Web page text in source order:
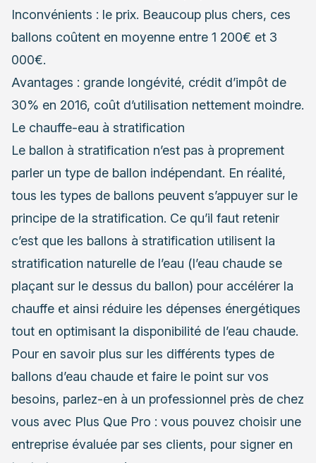
Inconvénients : le prix. Beaucoup plus chers, ces
ballons coûtent en moyenne entre 1 200€ et 3
000€.
Avantages : grande longévité, crédit d’impôt de
30% en 2016, coût d’utilisation nettement moindre.
Le chauffe-eau à stratification
Le ballon à stratification n’est pas à proprement
parler un type de ballon indépendant. En réalité,
tous les types de ballons peuvent s’appuyer sur le
principe de la stratification. Ce qu’il faut retenir
c’est que les ballons à stratification utilisent la
stratification naturelle de l’eau (l’eau chaude se
plaçant sur le dessus du ballon) pour accélérer la
chauffe et ainsi réduire les dépenses énergétiques
tout en optimisant la disponibilité de l’eau chaude.
Pour en savoir plus sur les différents types de
ballons d’eau chaude et faire le point sur vos
besoins, parlez-en à un professionnel près de chez
vous avec Plus Que Pro : vous pouvez choisir une
entreprise évaluée par ses clients, pour signer en